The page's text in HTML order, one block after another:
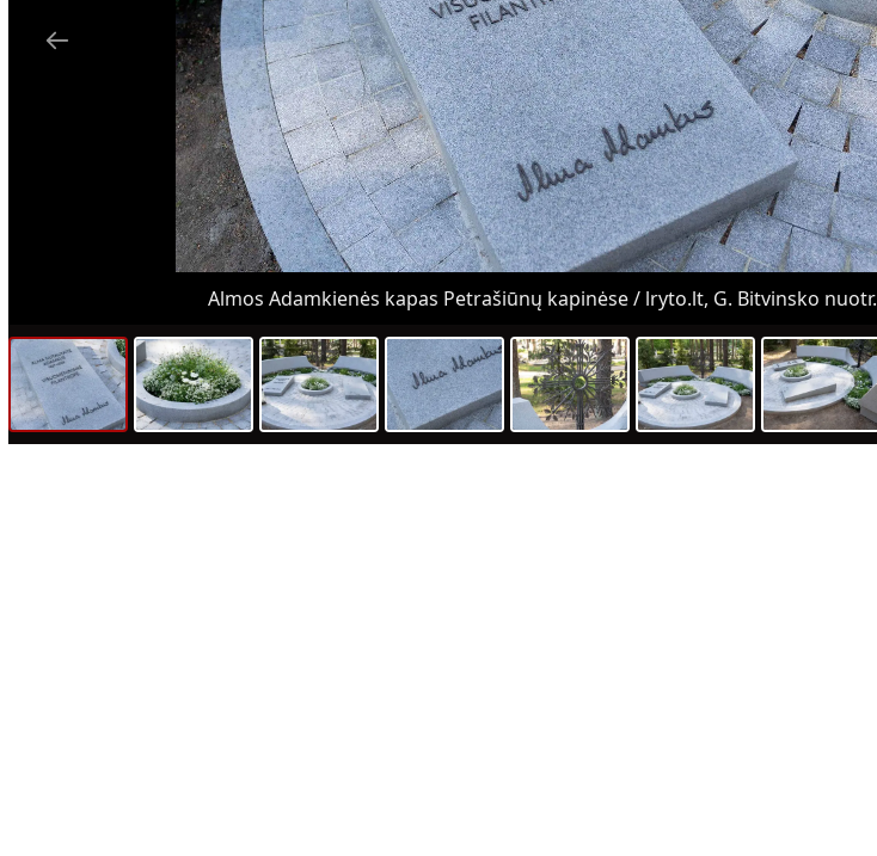
Almos Adamkienės kapas Petrašiūnų kapinėse / lryto.lt, G. Bitvinsko nuotr.